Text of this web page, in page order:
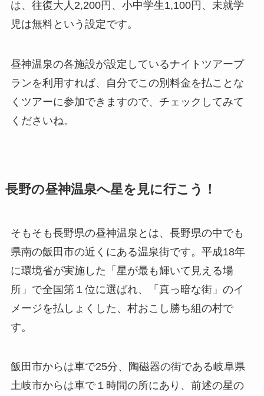
は、往復大人2,200円、小中学生1,100円、未就学
児は無料という設定です。
昼神温泉の各施設が設定しているナイトツアープ
ランを利用すれば、自分でこの別料金を払ことな
くツアーに参加できますので、チェックしてみて
くださいね。
長野の昼神温泉へ星を見に行こう！
そもそも長野県の昼神温泉とは、長野県の中でも
県南の飯田市の近くにある温泉街です。平成18年
に環境省が実施した 「星が最も輝いて見える場
所」で全国第１位に選ばれ、「真っ暗な街」のイ
メージを払しょくした、村おこし勝ち組の村で
す。
飯田市からは車で25分、陶磁器の街である岐阜県
土岐市からは車で１時間の所にあり、前述の星の